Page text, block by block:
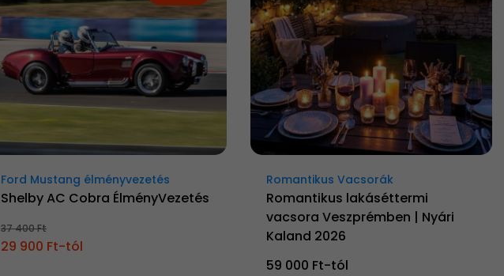
Ford Mustang élményvezetés
Shelby AC Cobra ÉlményVezetés
37 400 Ft
29 900 Ft-tól
Romantikus Vacsorák
Romantikus lakáséttermi
vacsora Veszprémben | Nyári
Kaland 2026
59 000 Ft-tól